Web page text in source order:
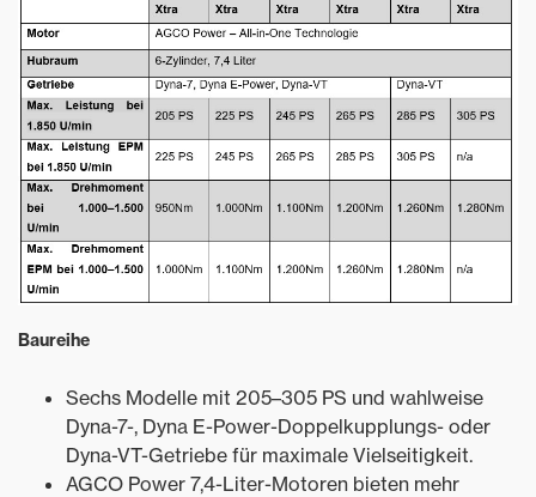
Baureihe
Sechs Modelle mit 205–305 PS und wahlweise
Dyna-7-, Dyna E-Power-Doppelkupplungs- oder
Dyna-VT-Getriebe für maximale Vielseitigkeit.
AGCO Power 7,4-Liter-Motoren bieten mehr